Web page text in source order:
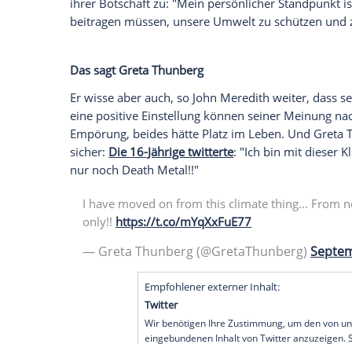
Greta Thunberg(16) vor den Vereinten
Rolling Stone
"Als ich ihre Rede sah, war ich sehr
sagte Meredith dem "Rolling Stone".
Dunkelheit der Metal-Musik
Sepultura." Er habe nicht wirklich eine
einen Metal-Song zu verwandeln",
glauben, "dass er mit dem Video
ihrer Botschaft zu: "Mein persönlicher
beitragen müssen, unsere Umwelt zu
Greta Thunberg
Er wisse aber auch, soJohn Meredith